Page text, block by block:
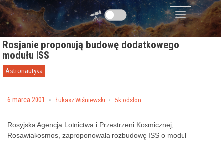
Przejdź do zawartości
Menu
Rosjanie proponują budowę dodatkowego
modułu ISS
Astronautyka
Posted on
6 marca 2001 by Łukasz Wiśniewski 5k odsłon
Rosyjska Agencja Lotnictwa i Przestrzeni Kosmicznej,
Rosawiakosmos, zaproponowała rozbudowę ISS o moduł